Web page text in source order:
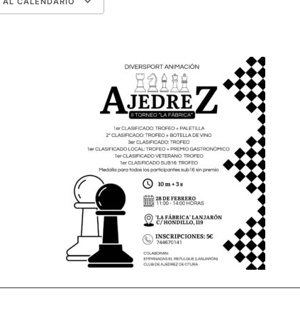
Alternar